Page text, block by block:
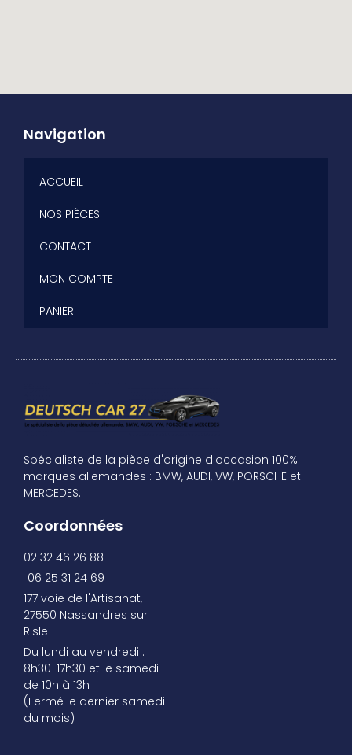
Navigation
ACCUEIL
NOS PIÈCES
CONTACT
MON COMPTE
PANIER
Spécialiste de la pièce d'origine d'occasion 100%
marques allemandes : BMW, AUDI, VW, PORSCHE et
MERCEDES.
Coordonnées
02 32 46 26 88
06 25 31 24 69
177 voie de l'Artisanat,
27550 Nassandres sur
Risle
Du lundi au vendredi :
8h30-17h30 et le samedi
de 10h à 13h
(Fermé le dernier samedi
du mois)